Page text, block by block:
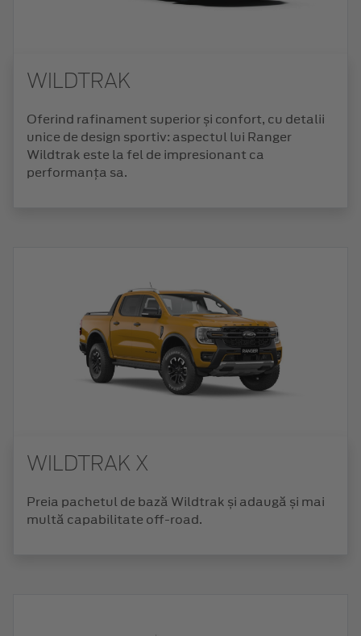
WILDTRAK
Oferind rafinament superior și confort, cu detalii
unice de design sportiv: aspectul lui Ranger
Wildtrak este la fel de impresionant ca
performanța sa.
WILDTRAK X
Preia pachetul de bază Wildtrak și adaugă și mai
multă capabilitate off-road.